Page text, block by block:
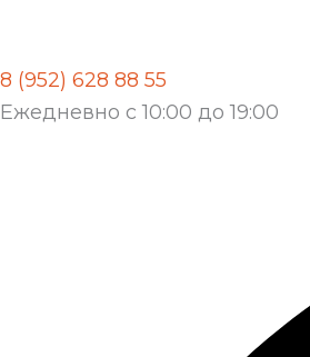
8 (952) 628 88 55
Ежедневно с 10:00 до 19:00